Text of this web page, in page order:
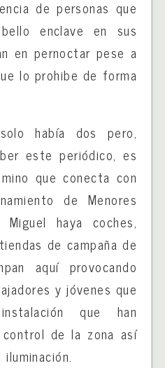
de personas que
enclave en sus
en pernoctar pese a
lo prohibe de forma
había dos pero,
este periódico, es
que conecta con
de Menores
haya coches,
de campaña de
aquí provocando
y jóvenes que
que han
de la zona así